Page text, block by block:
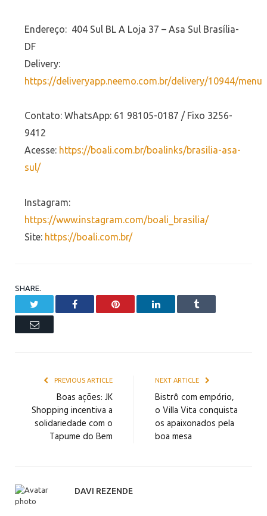
Endereço: 404 Sul BL A Loja 37 – Asa Sul Brasília-
DF
Delivery:
https://deliveryapp.neemo.com.br/delivery/10944/menu
Contato: WhatsApp: 61 98105-0187 / Fixo 3256-
9412
Acesse: https://boali.com.br/boalinks/brasilia-asa-
sul/
Instagram:
https://www.instagram.com/boali_brasilia/
Site: https://boali.com.br/
SHARE.
Facebook Pinterest LinkedIn Tumblr
Email
PREVIOUS ARTICLE
Boas ações: JK
Shopping incentiva a
solidariedade com o
Tapume do Bem
NEXT ARTICLE
Bistrô com empório,
o Villa Vita conquista
os apaixonados pela
boa mesa
DAVI REZENDE